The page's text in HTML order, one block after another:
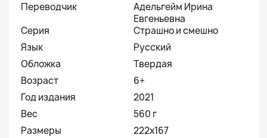
Переводчик
Адельгейм Ирина
Евгеньевна
Серия
Страшно и смешно
Язык
Русский
Обложка
Твердая
Возраст
6+
Год издания
2021
Вес
560 г
Размеры
222x167